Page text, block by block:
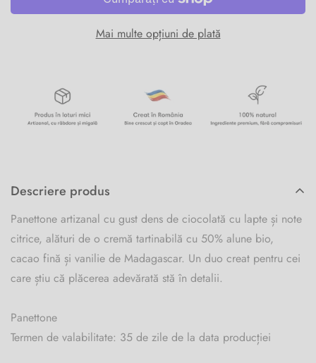
Mai multe opțiuni de plată
Descriere produs
Panettone artizanal cu gust dens de ciocolată cu lapte și note
citrice, alături de o cremă tartinabilă cu 50% alune bio,
cacao fină și vanilie de Madagascar. Un duo creat pentru cei
care știu că plăcerea adevărată stă în detalii.
Panettone
Termen de valabilitate: 35 de zile de la data producției